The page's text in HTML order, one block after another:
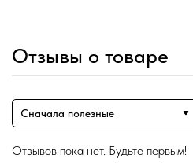
Отзывы о товаре
Сначала полезные
Отзывов пока нет. Будьте первым!